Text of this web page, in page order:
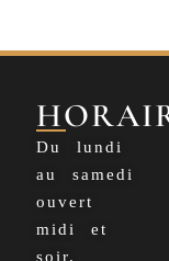
Du lundi
au samedi
ouvert
midi et
soir.